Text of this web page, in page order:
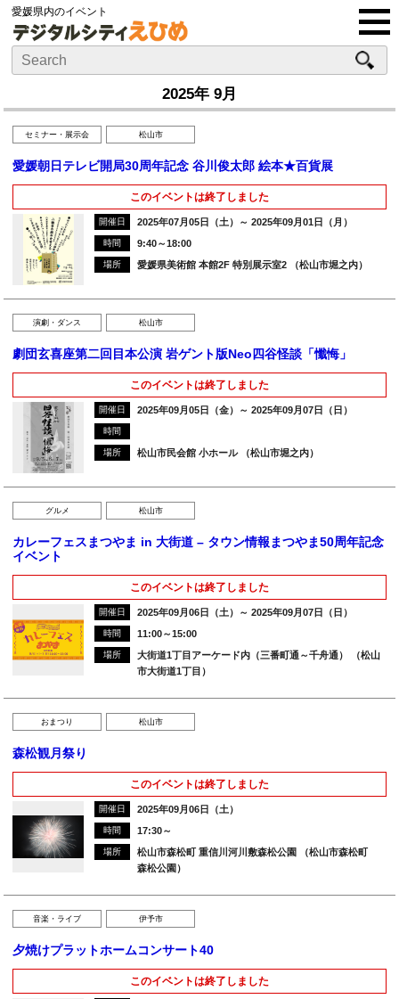
愛媛県内のイベント
2025年 9月
セミナー・展示会 松山市
愛媛朝日テレビ開局30周年記念 谷川俊太郎 絵本★百貨展
このイベントは終了しました
開催日 2025年07月05日（土）～ 2025年09月01日（月）
時間 9:40～18:00
場所 愛媛県美術館 本館2F 特別展示室2 （松山市堀之内）
演劇・ダンス 松山市
劇団玄喜座第二回目本公演 岩ゲント版Neo四谷怪談「懺悔」
このイベントは終了しました
開催日 2025年09月05日（金）～ 2025年09月07日（日）
時間
場所 松山市民会館 小ホール （松山市堀之内）
グルメ 松山市
カレーフェスまつやま in 大街道 – タウン情報まつやま50周年記念
イベント
このイベントは終了しました
開催日 2025年09月06日（土）～ 2025年09月07日（日）
時間 11:00～15:00
場所
大街道1丁目アーケード内（三番町通～千舟通） （松山
市大街道1丁目）
おまつり 松山市
森松観月祭り
このイベントは終了しました
開催日 2025年09月06日（土）
時間 17:30～
場所
松山市森松町 重信川河川敷森松公園 （松山市森松町
森松公園）
音楽・ライブ 伊予市
夕焼けプラットホームコンサート40
このイベントは終了しました